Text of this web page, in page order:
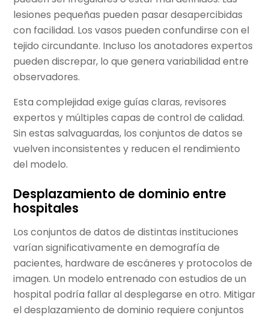
lesiones pequeñas pueden pasar desapercibidas
con facilidad. Los vasos pueden confundirse con el
tejido circundante. Incluso los anotadores expertos
pueden discrepar, lo que genera variabilidad entre
observadores.
Esta complejidad exige guías claras, revisores
expertos y múltiples capas de control de calidad.
Sin estas salvaguardas, los conjuntos de datos se
vuelven inconsistentes y reducen el rendimiento
del modelo.
Desplazamiento de dominio entre
hospitales
Los conjuntos de datos de distintas instituciones
varían significativamente en demografía de
pacientes, hardware de escáneres y protocolos de
imagen. Un modelo entrenado con estudios de un
hospital podría fallar al desplegarse en otro. Mitigar
el desplazamiento de dominio requiere conjuntos